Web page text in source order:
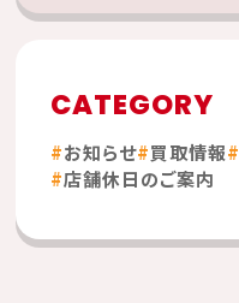
CATEGORY
お知らせ 買取情報
店舗休日のご案内